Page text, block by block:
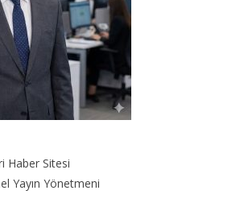
Haber Sitesi
Yayın Yönetmeni